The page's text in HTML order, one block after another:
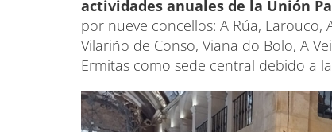
actividades anuales de la Unión
por nueve concellos: A Rúa, Larouco,
Vilariño de Conso, Viana do Bolo, A
Ermitas como sede central debido a